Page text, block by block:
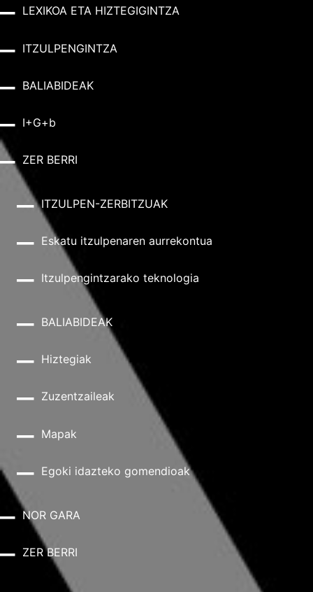
LEXIKOA ETA HIZTEGIGINTZA
ITZULPENGINTZA
BALIABIDEAK
I+G+b
ZER BERRI
ITZULPEN-ZERBITZUAK
Eskatu itzulpenaren aurrekontua
Itzulpengintzarako teknologia
BALIABIDEAK
Hiztegiak
Zuzentzaileak
Mapak
Egoki idazteko gomendioak
NOR GARA
ZER BERRI